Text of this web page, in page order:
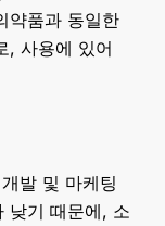
약품과 동일한
, 사용에 있어
발 및 마케팅
낮기 때문에, 소